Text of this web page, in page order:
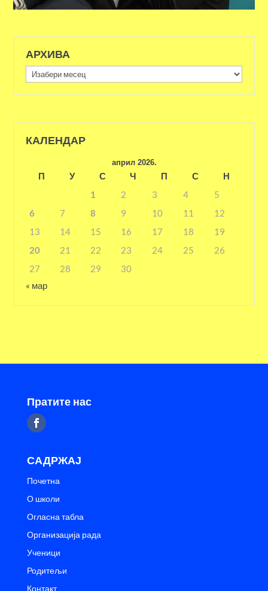
АРХИВА
Архива
КАЛЕНДАР
април 2026.
П У С Ч П С
Н
1
2 3 4
5
6
7 8 9 10 11
12
13
14 15 16 17 18
19
20
21 22 23 24 25
26
27
28 29
30
« мар
Пратите нас
САДРЖАЈ
Почетна
О школи
Огласна табла
Организација рада
Ученици
Родитељи
Контакт